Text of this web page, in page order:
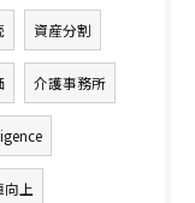
資産分割
介護事務所
向上